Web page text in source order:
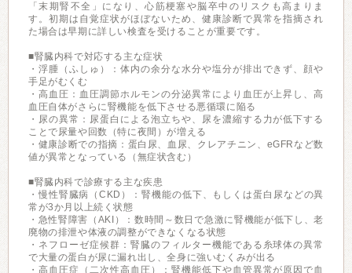
「末期腎不全」になり、心筋梗塞や脳卒中のリスクも高まりま
す。初期は自覚症状がほぼないため、健康診断で異常を指摘され
た場合は早期に詳しい検査を受けることが重要です。
■腎臓内科で対応する主な症状
・浮腫（ふしゅ）：体内の余分な水分や塩分が排出できず、顔や
手足がむくむ
・高血圧：血圧調節ホルモンの分泌異常により血圧が上昇し、高
血圧自体がさらに腎機能を低下させる悪循環に陥る
・尿の異常：尿蛋白による泡立ちや、尿を濃縮する力が低下する
ことで尿量や回数（特に夜間）が増える
・健康診断での指摘：蛋白尿、血尿、クレアチニン、eGFRなど数
値が異常となっている（無症状含む）
■腎臓内科で診療する主な疾患
・慢性腎臓病（CKD）：腎機能の低下、もしくは蛋白尿などの異
常が3か月以上続く状態
・急性腎障害（AKI）：数時間～数日で急激に腎機能が低下し、老
廃物の排泄や体液の調整ができなくなる状態
・ネフローゼ症候群：腎臓のフィルター機能である糸球体の異常
で大量の蛋白が尿に漏れ出し、全身に強いむくみが出る
・高血圧症（二次性高血圧）：腎機能低下や血管異常が原因で血